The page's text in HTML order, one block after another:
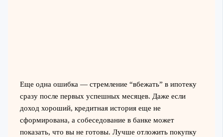
Еще одна ошибка — стремление “вбежать” в ипотеку
сразу после первых успешных месяцев. Даже если
доход хороший, кредитная история еще не
сформирована, а собеседование в банке может
показать, что вы не готовы. Лучше отложить покупку